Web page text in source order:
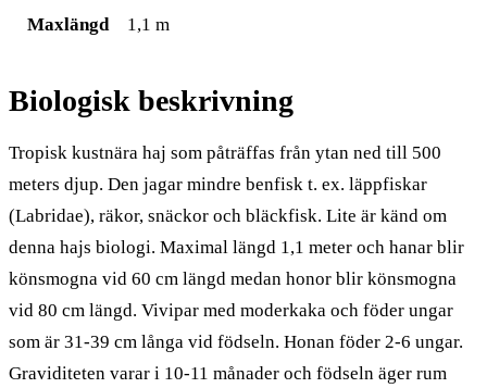
Maxlängd
1,1 m
Biologisk beskrivning
Tropisk kustnära haj som påträffas från ytan ned till 500
meters djup. Den jagar mindre benfisk t. ex. läppfiskar
(Labridae), räkor, snäckor och bläckfisk. Lite är känd om
denna hajs biologi. Maximal längd 1,1 meter och hanar blir
könsmogna vid 60 cm längd medan honor blir könsmogna
vid 80 cm längd. Vivipar med moderkaka och föder ungar
som är 31-39 cm långa vid födseln. Honan föder 2-6 ungar.
Graviditeten varar i 10-11 månader och födseln äger rum